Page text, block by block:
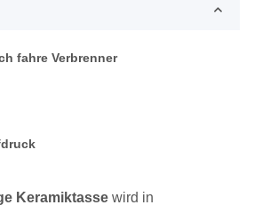
fahre Verbrenner
Keramiktasse wird in